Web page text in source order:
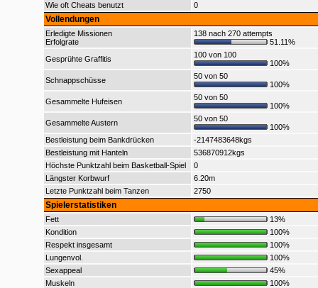
Wie oft Cheats benutzt
0
Vollendungen
Erledigte Missionen
Erfolgrate
138 nach 270 attempts
51.11%
Gesprühte Graffitis
100 von 100
100%
Schnappschüsse
50 von 50
100%
Gesammelte Hufeisen
50 von 50
100%
Gesammelte Austern
50 von 50
100%
Bestleistung beim Bankdrücken
-2147483648kgs
Bestleistung mit Hanteln
536870912kgs
Höchste Punktzahl beim Basketball-Spiel
0
Längster Korbwurf
6.20m
Letzte Punktzahl beim Tanzen
2750
Spielerstatistiken
Fett
13%
Kondition
100%
Respekt insgesamt
100%
Lungenvol.
100%
Sexappeal
45%
Muskeln
100%